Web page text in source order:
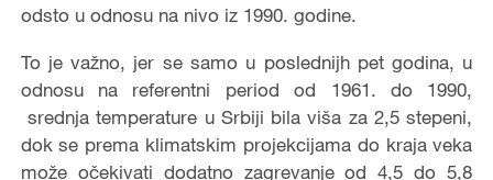
odsto u odnosu na nivo iz 1990. godine.
To je važno, jer se samo u poslednijh pet godina, u
odnosu na referentni period od 1961. do 1990,
srednja temperature u Srbiji bila viša za 2,5 stepeni,
dok se prema klimatskim projekcijama do kraja veka
može očekivati dodatno zagrevanje od 4,5 do 5,8